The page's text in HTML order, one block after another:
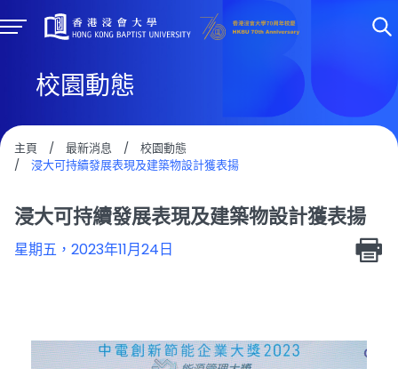
校園動態
主頁 / 最新消息 /
校園動態
/
浸大可持續發展表現及建築物設計獲表揚
浸大可持續發展表現及建築物設計獲表揚
星期五，2023年11月24日